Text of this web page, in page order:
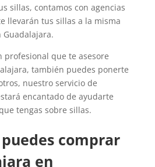
sillas, contamos con agencias
llevarán tus sillas a la misma
Guadalajara.
profesional que te asesore
también puedes ponerte
nuestro servicio de
encantado de ayudarte
tengas sobre sillas.
comprar
en